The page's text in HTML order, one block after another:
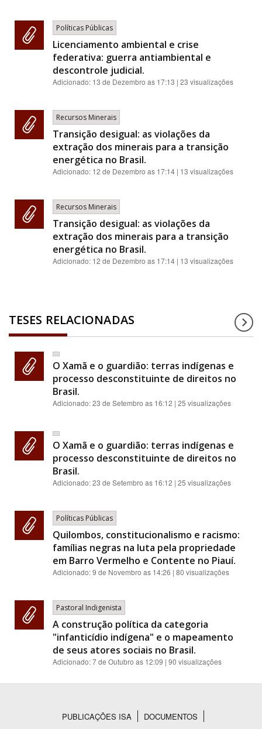
Políticas Públicas
Licenciamento ambiental e crise
federativa: guerra antiambiental e
descontrole judicial.
Adicionado: 13 de Dezembro as 17:13 | 23 visualizações
Recursos Minerais
Transição desigual: as violações da
extração dos minerais para a transição
energética no Brasil.
Adicionado: 12 de Dezembro as 17:14 | 13 visualizações
Recursos Minerais
Transição desigual: as violações da
extração dos minerais para a transição
energética no Brasil.
Adicionado: 12 de Dezembro as 17:14 | 13 visualizações
TESES RELACIONADAS
O Xamã e o guardião: terras indígenas e
processo desconstituinte de direitos no
Brasil.
Adicionado:23 de Setembro as 16:12 | 25 visualizações
O Xamã e o guardião: terras indígenas e
processo desconstituinte de direitos no
Brasil.
Adicionado:23 de Setembro as 16:12 | 25 visualizações
Políticas Públicas
Quilombos, constitucionalismo e racismo:
famílias negras na luta pela propriedade
em Barro Vermelho e Contente no Piauí.
Adicionado:9 de Novembro as 14:26 | 80 visualizações
Pastoral Indigenista
A construção política da categoria
"infanticídio indígena" e o mapeamento
de seus atores sociais no Brasil.
Adicionado:7 de Outubro as 12:09 | 90 visualizações
PUBLICAÇÕES ISA DOCUMENTOS